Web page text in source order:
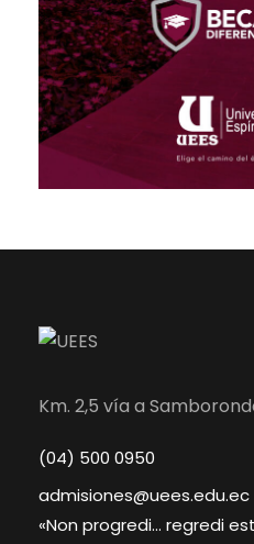
Km. 2,5 vía a
(04) 500 0950
admisiones@uees.edu.ec
«Non progredi… regredi